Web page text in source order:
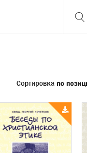
Сортировка по